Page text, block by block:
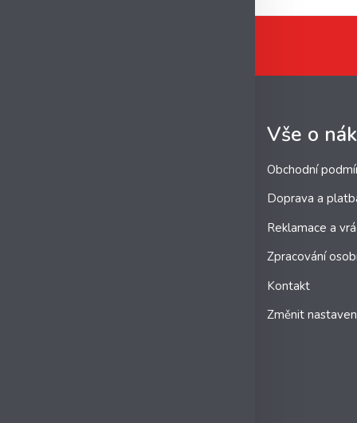
Vše o
Obchodní
Doprava a
Reklamace a
Zpracování
Kontakt
Změnit